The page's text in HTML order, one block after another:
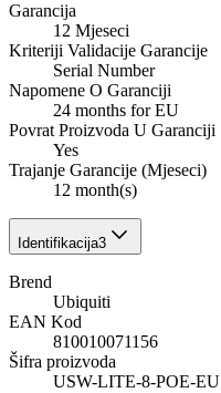
Garancija
12 Mjeseci
Kriteriji Validacije Garancije
Serial Number
Napomene O Garanciji
24 months for EU
Povrat Proizvoda U Garanciji
Yes
Trajanje Garancije (Mjeseci)
12 month(s)
Identifikacija3
Brend
Ubiquiti
EAN Kod
810010071156
Šifra proizvoda
USW-LITE-8-POE-EU